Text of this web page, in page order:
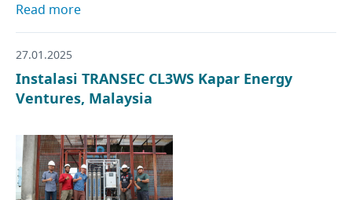
Read more
27.01.2025
Instalasi TRANSEC CL3WS Kapar Energy
Ventures, Malaysia